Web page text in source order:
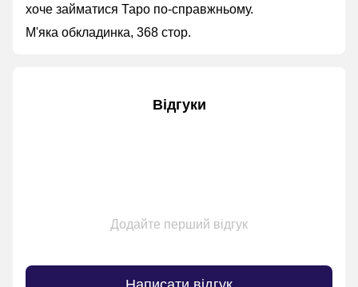
хоче займатися Таро по-справжньому.
М'яка обкладинка, 368 стор.
Відгуки
Додайте перший відгук